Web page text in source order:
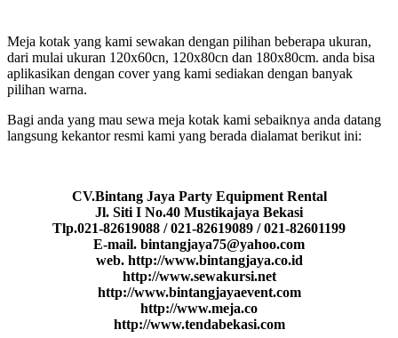
Meja kotak yang kami sewakan dengan pilihan beberapa ukuran,
dari mulai ukuran 120x60cn, 120x80cn dan 180x80cm. anda bisa
aplikasikan dengan cover yang kami sediakan dengan banyak
pilihan warna.
Bagi anda yang mau sewa meja kotak kami sebaiknya anda datang
langsung kekantor resmi kami yang berada dialamat berikut ini:
CV.Bintang Jaya Party Equipment Rental
Jl. Siti I No.40 Mustikajaya Bekasi
Tlp.021-82619088 / 021-82619089 / 021-82601199
E-mail. bintangjaya75@yahoo.com
web. http://www.bintangjaya.co.id
http://www.sewakursi.net
http://www.bintangjayaevent.com
http://www.meja.co
http://www.tendabekasi.com